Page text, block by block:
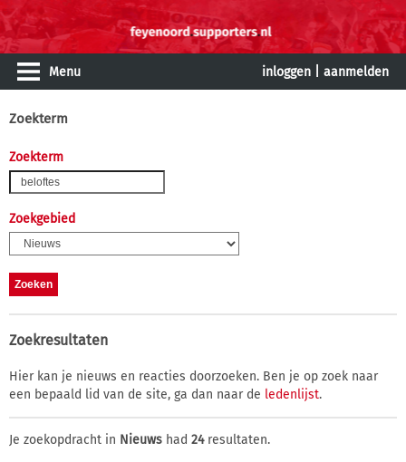
Menu inloggen aanmelden
Zoekterm
Zoekterm
Zoekgebied
Zoekresultaten
Hier kan je nieuws en reacties doorzoeken. Ben je op zoek naar
een bepaald lid van de site, ga dan naar de ledenlijst.
Je zoekopdracht in Nieuws had 24resultaten.